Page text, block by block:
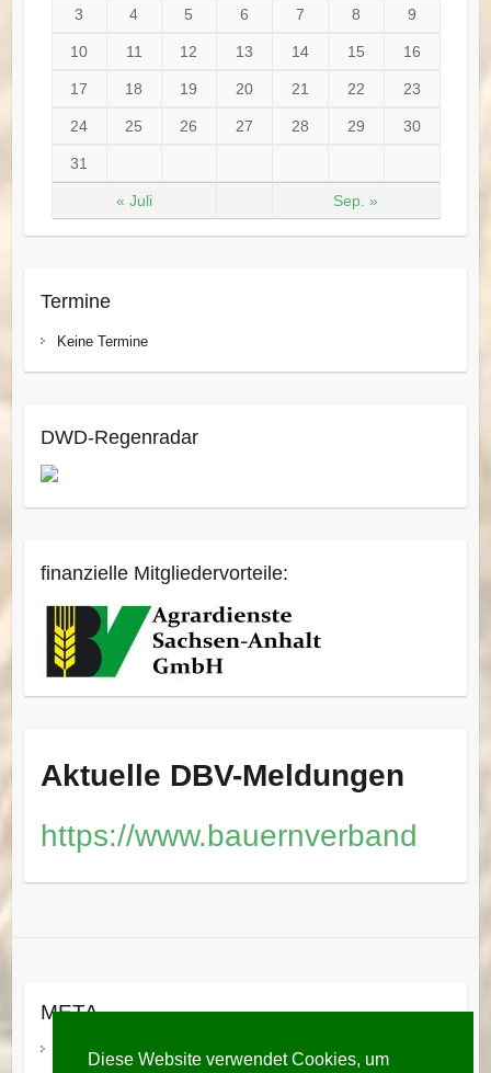
3 4 5 6 7 8 9
10 11 12 13 14 15 16
17 18 19 20 21 22 23
24 25 26 27 28 29 30
31
« Juli Sep. »
Termine
Keine Termine
DWD-Regenradar
finanzielle Mitgliedervorteile:
Aktuelle DBV-Meldungen
https://www.bauernverband
META
AnmeldenDiese Website verwendet Cookies, um